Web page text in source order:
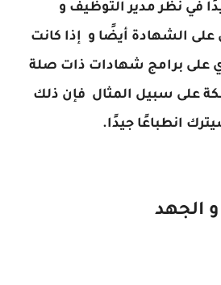
في نظر مدير التوظيف و
الشهادة أيضًا و إذا كانت
على برامج شهادات ذات صلة
على سبيل المثال فإن ذلك
انطباعًا جيدًا.